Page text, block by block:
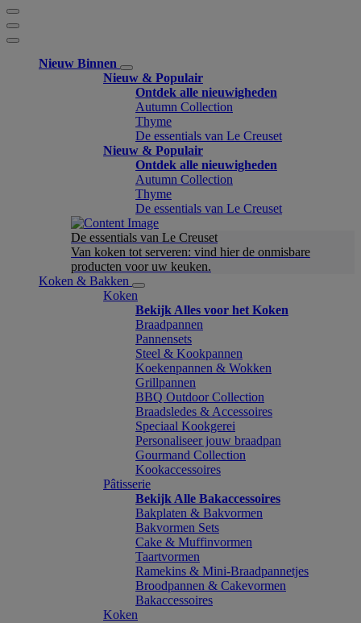
Nieuw Binnen
Nieuw & Populair
Ontdek alle nieuwigheden
Autumn Collection
Thyme
De essentials van Le Creuset
Nieuw & Populair
Ontdek alle nieuwigheden
Autumn Collection
Thyme
De essentials van Le Creuset
De essentials van Le Creuset
Van koken tot serveren: vind hier de onmisbare
producten voor uw keuken.
Koken & Bakken
Koken
Bekijk Alles voor het Koken
Braadpannen
Pannensets
Steel & Kookpannen
Koekenpannen & Wokken
Grillpannen
BBQ Outdoor Collection
Braadsledes & Accessoires
Speciaal Kookgerei
Personaliseer jouw braadpan
Gourmand Collection
Kookaccessoires
Pâtisserie
Bekijk Alle Bakaccessoires
Bakplaten & Bakvormen
Bakvormen Sets
Cake & Muffinvormen
Taartvormen
Ramekins & Mini-Braadpannetjes
Broodpannen & Cakevormen
Bakaccessoires
Koken